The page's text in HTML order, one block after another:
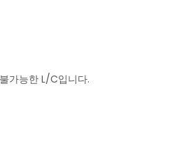
가능한 L/C입니다.